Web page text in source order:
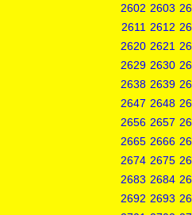
2602 2603
2611 2612
2620 2621
2629 2630
2638 2639
2647 2648
2656 2657
2665 2666
2674 2675
2683 2684
2692 2693